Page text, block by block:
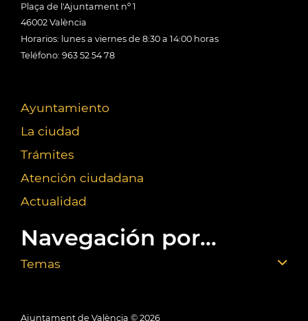
Plaça de l'Ajuntament nº 1
46002 València
Horarios: lunes a viernes de 8:30 a 14:00 horas
Teléfono: 963 52 54 78
Ayuntamiento
La ciudad
Trámites
Atención ciudadana
Actualidad
Navegación por...
Temas
Ajuntament de València © 2026